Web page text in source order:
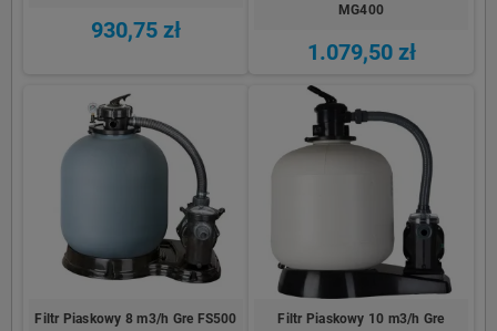
930,75 zł
MG400
1.079,50 zł
Filtr Piaskowy 8 m3/h Gre FS500
Filtr Piaskowy 10 m3/h Gre